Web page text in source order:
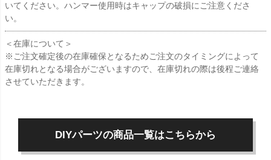
いてください。ハンマー使用時はキャップの破損にご注意くださ
い。
＜在庫について＞
※ご注文確定後の在庫確保となるためご注文のタイミングによって
在庫切れとなる場合がございますので、在庫切れの際は後程ご連絡
させていただきます。
DIYパーツの商品一覧はこちらから